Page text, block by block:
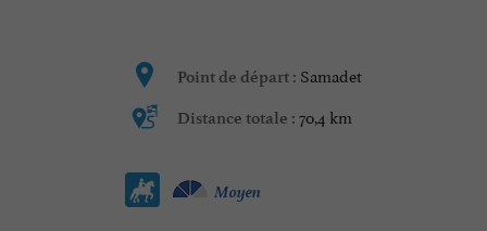
Point de départ : Samadet
Distance totale : 70,4 km
Moyen